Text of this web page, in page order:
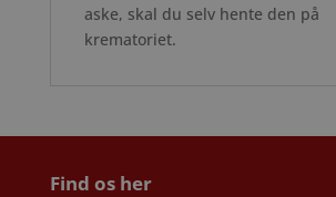
aske, skal du selv hente den på
krematoriet.
Find os her